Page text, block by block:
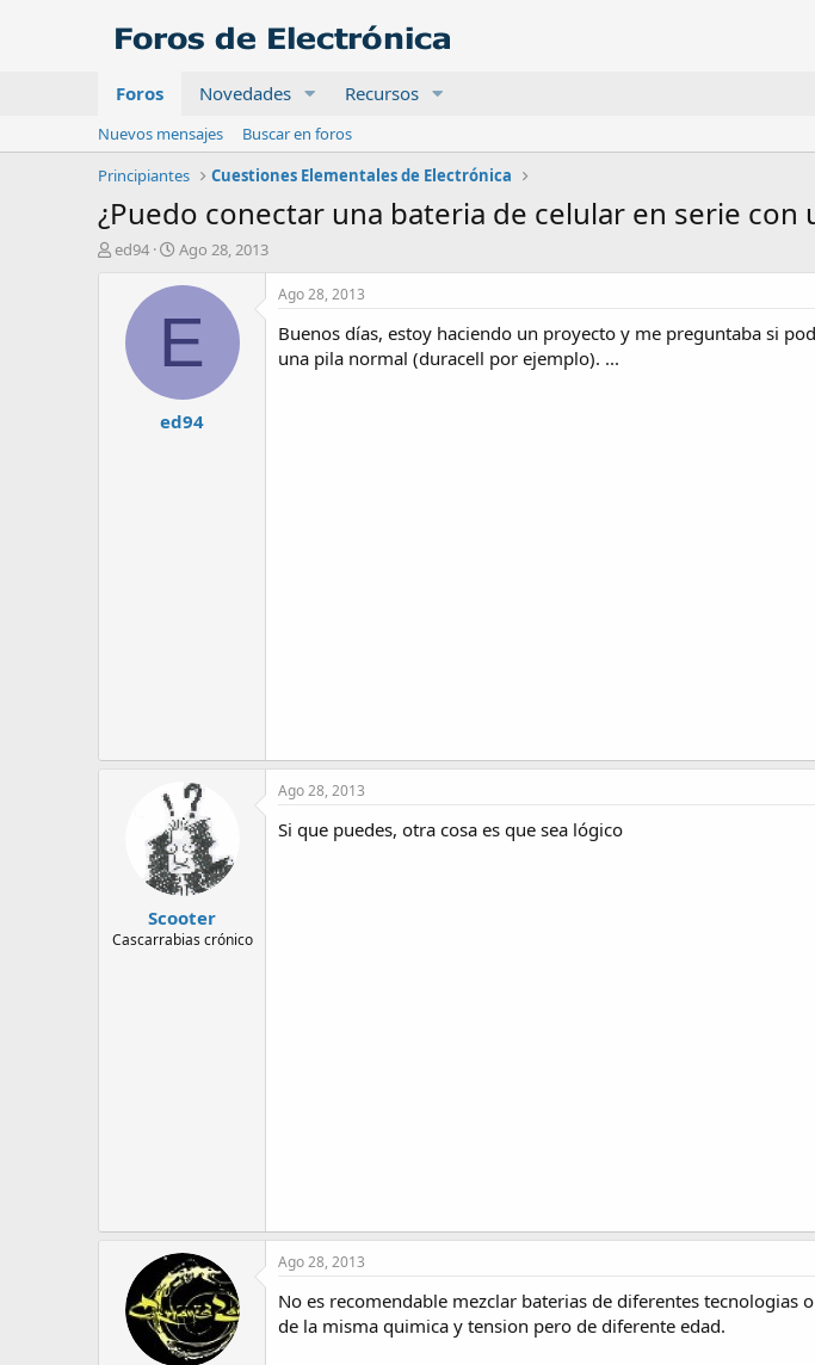
Foros Novedades Recursos
Nuevos mensajes
Buscar en foros
Principiantes
Cuestiones Elementales de Electrónica
¿Puedo conectar una bateria de celular en serie con
A
ed94
F
c
a
d
i
n
Ago 28, 2013
E
ed94
Ago 28, 2013
Buenos días, estoy haciendo un proyecto y me preguntaba si
una pila normal (duracell por ejemplo). ...
Scooter
Cascarrabias crónico
Ago 28, 2013
Si que puedes, otra cosa es que sea lógico
Ago 28, 2013
No es recomendable mezclar baterias de diferentes
de la misma quimica y tension pero de diferente edad.